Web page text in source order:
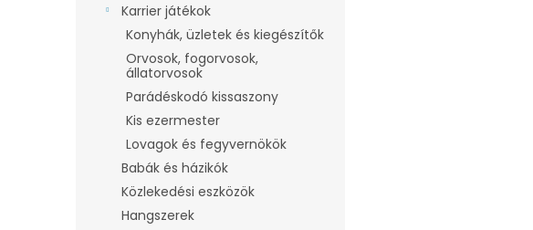
Karrier játékok
Konyhák, üzletek és kiegészítők
Orvosok, fogorvosok,
állatorvosok
Parádéskodó kissaszony
Kis ezermester
Lovagok és fegyvernökök
Babák és házikók
Közlekedési eszközök
Hangszerek